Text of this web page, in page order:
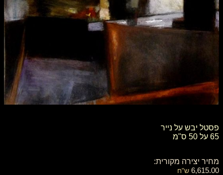
פסטל יבש על נייר
65 על 50 ס"מ
מחיר יצירה מקורית:
6,615.00 ש"ח